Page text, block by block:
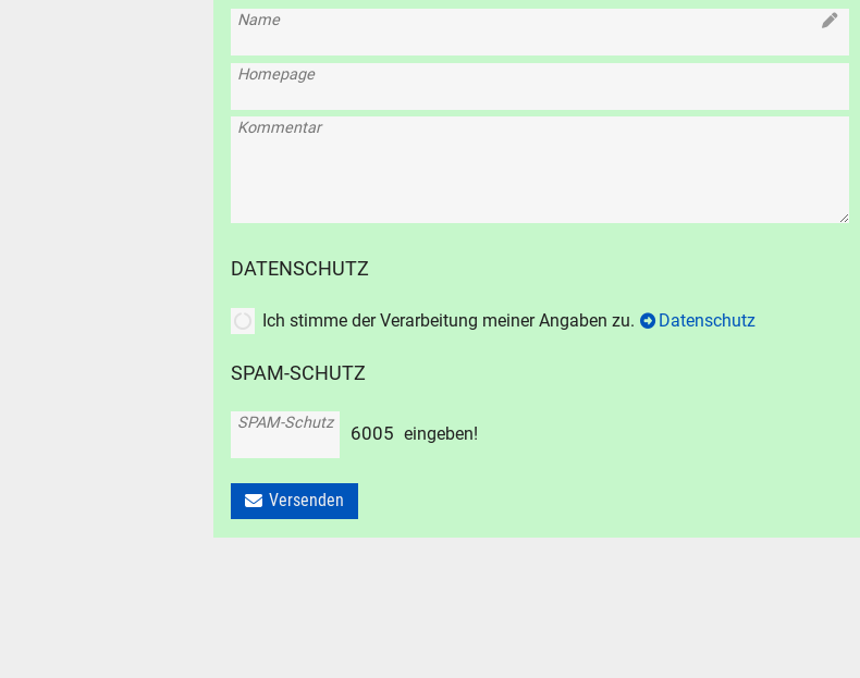
Name
Homepage
Kommentar
DATENSCHUTZ
Ich stimme der Verarbeitung meiner Angaben zu. Datenschutz
SPAM-SCHUTZ
SPAM-Schutz 6005 eingeben!
Versenden